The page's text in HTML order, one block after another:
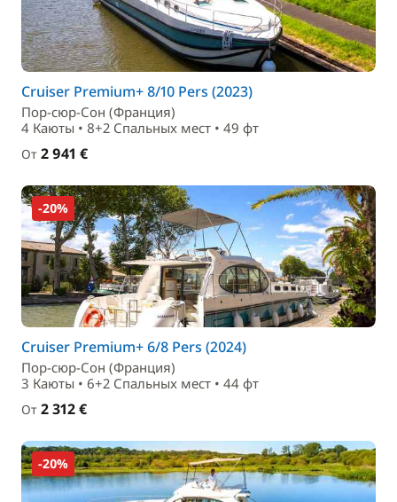
Cruiser Premium+ 8/10 Pers (2023)
Пор-сюр-Сон (Франция)
4 Каюты • 8+2 Спальныx мест • 49 фт
От 2 941 €
-20%
Cruiser Premium+ 6/8 Pers (2024)
Пор-сюр-Сон (Франция)
3 Каюты • 6+2 Спальныx мест • 44 фт
От 2 312 €
-20%